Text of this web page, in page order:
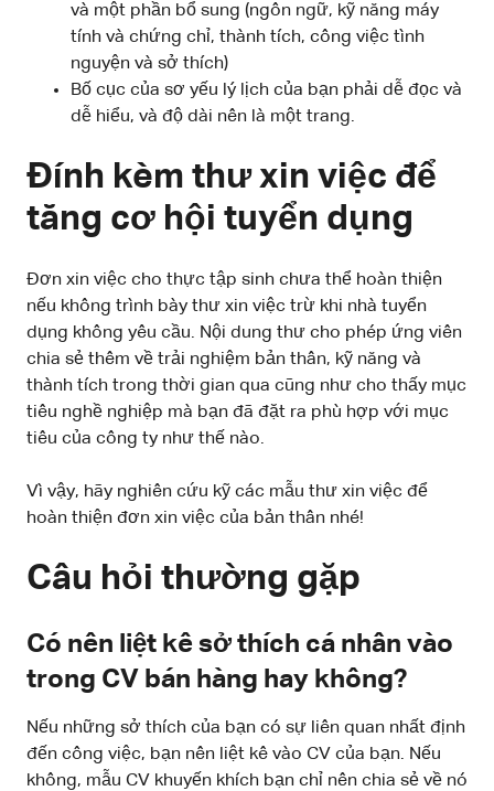
và một phần bổ sung (ngôn ngữ, kỹ năng máy
tính và chứng chỉ, thành tích, công việc tình
nguyện và sở thích)
Bố cục của sơ yếu lý lịch của bạn phải dễ đọc và
dễ hiểu, và độ dài nên là một trang.
Đính kèm thư xin việc để
tăng cơ hội tuyển dụng
Đơn xin việc cho thực tập sinh chưa thể hoàn thiện
nếu không trình bày thư xin việc trừ khi nhà tuyển
dụng không yêu cầu. Nội dung thư cho phép ứng viên
chia sẻ thêm về trải nghiệm bản thân, kỹ năng và
thành tích trong thời gian qua cũng như cho thấy mục
tiêu nghề nghiệp mà bạn đã đặt ra phù hợp với mục
tiêu của công ty như thế nào.
Vì vậy, hãy nghiên cứu kỹ các mẫu thư xin việc để
hoàn thiện đơn xin việc của bản thân nhé!
Câu hỏi thường gặp
Có nên liệt kê sở thích cá nhân vào
trong CV bán hàng hay không?
Nếu những sở thích của bạn có sự liên quan nhất định
đến công việc, bạn nên liệt kê vào CV của bạn. Nếu
không, mẫu CV khuyến khích bạn chỉ nên chia sẻ về nó